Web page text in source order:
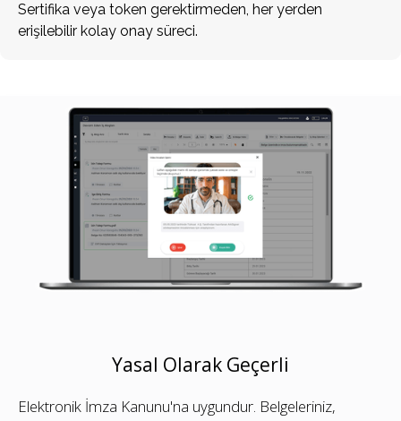
Sertifika veya token gerektirmeden, her yerden
erişilebilir kolay onay süreci.
Yasal Olarak Geçerli
Elektronik İmza Kanunu'na uygundur. Belgeleriniz,